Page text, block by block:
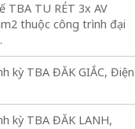
TU RÉT 3x AV
thuộc công trình đại
kỳ TBA ĐĂK GIẮC, Điện
kỳ TBA ĐĂK LANH,